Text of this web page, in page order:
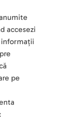
accesezi
informații
pe